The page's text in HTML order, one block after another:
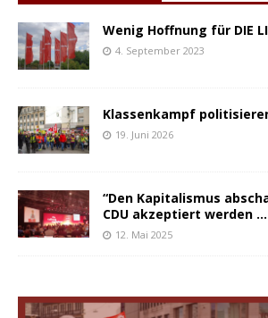
Wenig Hoffnung für DIE
4. September 2023
Klassenkampf
19. Juni 2026
“Den Kapitalismus
CDU akzeptiert werden
12. Mai 2025